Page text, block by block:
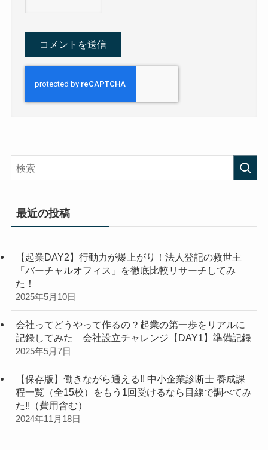
最近の投稿
【起業DAY2】行動力が爆上がり！法人登記の救世主
「バーチャルオフィス」を徹底比較リサーチしてみ
た！
2025年5月10日
会社ってどうやって作るの？起業の第一歩をリアルに
記録してみた 会社設立チャレンジ【DAY1】準備記録
2025年5月7日
【保存版】働きながら通える!! 中小企業診断士 養成課
程一覧（全15校）をもう1回受けるなら目線で調べてみ
た!!（費用含む）
2024年11月18日